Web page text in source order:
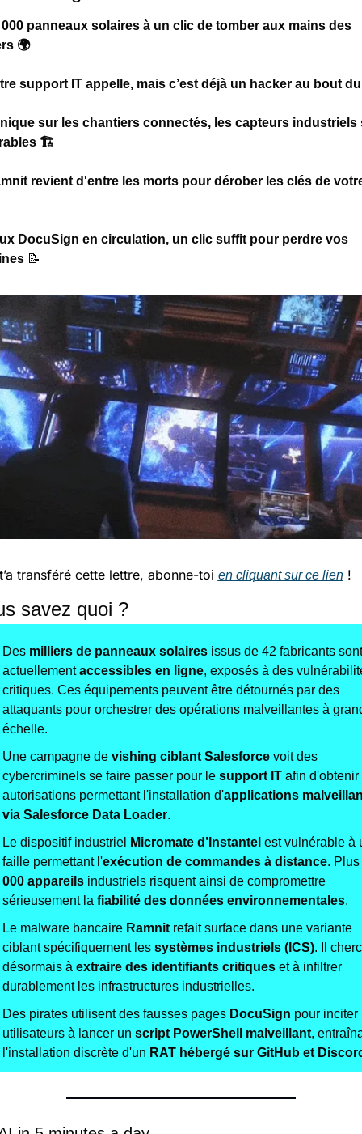
panneaux solaires à un clic de tomber aux mains des
🌍
support IT appelle, mais c’est déjà un hacker au bout
sur les chantiers connectés, les capteurs industriels
🏗️
DocuSign en circulation, un clic suffit pour perdre vos
📝
transféré cette lettre, abonne-toi en cliquant sur ce lien !
savez quoi ?
Des milliers de panneaux solaires issus de 42 fabricants sont
actuellement accessibles en ligne, exposés à des
critiques. Ces équipements peuvent être détournés par des
attaquants pour orchestrer des opérations malveillantes à
échelle.
Une campagne de vishing ciblant Salesforce voit des
cybercriminels se faire passer pour le support IT afin d'obtenir
autorisations permettant l'installation d'applications
via Salesforce Data Loader.
Le dispositif industriel
Micromate d’Instantel est vulnérable à
faille permettant l'exécution de commandes à distance.
000 appareils industriels risquent ainsi de compromettre
sérieusement la fiabilité des données environnementales.
Le malware bancaire Ramnit refait surface dans une variante
ciblant spécifiquement les systèmes industriels (ICS). Il
désormais à extraire des identifiants critiques et à infiltrer
durablement les infrastructures industrielles.
Des pirates utilisent des fausses pages DocuSign pour inciter
utilisateurs à lancer un script PowerShell malveillant,
l'installation discrète d'un RAT hébergé sur GitHub et